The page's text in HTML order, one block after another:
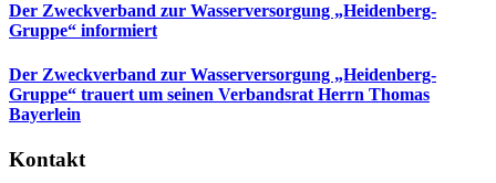
Der Zweckverband zur Wasserversorgung „Heidenberg-
Gruppe“ informiert
Der Zweckverband zur Wasserversorgung „Heidenberg-
Gruppe“ trauert um seinen Verbandsrat Herrn Thomas
Bayerlein
Kontakt